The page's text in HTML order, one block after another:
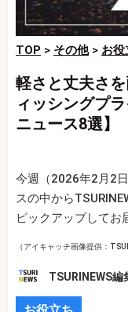
TOP > その他> お役
軽さと丈夫さ
ィッシングプ
ニュース8選】
今週（2026年2月2
スの中から
ピックアップしてお
（アイキャッチ画像提供：
TSURINEWS編